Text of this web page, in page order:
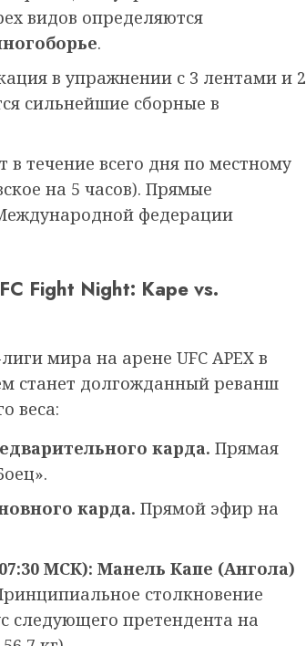
видов определяются
.
в упражнении с 3 лентами и 2
сильнейшие сборные в
в течение всего дня по местному
на 5 часов). Прямые
федерации
Fight Night: Kape vs.
мира на арене UFC APEX в
станет долгожданный реванш
веса:
карда. Прямая
карда. Прямой эфир на
МСК): Манель Капе (Ангола)
столкновение
следующего претендента на